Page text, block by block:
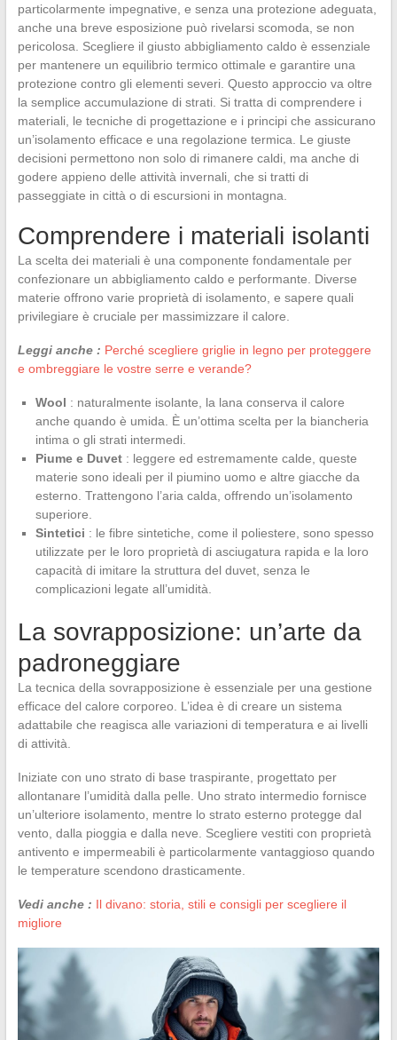
particolarmente impegnative, e senza una protezione adeguata,
anche una breve esposizione può rivelarsi scomoda, se non
pericolosa. Scegliere il giusto abbigliamento caldo è essenziale
per mantenere un equilibrio termico ottimale e garantire una
protezione contro gli elementi severi. Questo approccio va oltre
la semplice accumulazione di strati. Si tratta di comprendere i
materiali, le tecniche di progettazione e i principi che assicurano
un’isolamento efficace e una regolazione termica. Le giuste
decisioni permettono non solo di rimanere caldi, ma anche di
godere appieno delle attività invernali, che si tratti di
passeggiate in città o di escursioni in montagna.
Comprendere i materiali isolanti
La scelta dei materiali è una componente fondamentale per
confezionare un abbigliamento caldo e performante. Diverse
materie offrono varie proprietà di isolamento, e sapere quali
privilegiare è cruciale per massimizzare il calore.
Leggi anche : Perché scegliere griglie in legno per proteggere
e ombreggiare le vostre serre e verande?
Wool : naturalmente isolante, la lana conserva il calore
anche quando è umida. È un’ottima scelta per la biancheria
intima o gli strati intermedi.
Piume e Duvet : leggere ed estremamente calde, queste
materie sono ideali per il piumino uomo e altre giacche da
esterno. Trattengono l’aria calda, offrendo un’isolamento
superiore.
Sintetici : le fibre sintetiche, come il poliestere, sono spesso
utilizzate per le loro proprietà di asciugatura rapida e la loro
capacità di imitare la struttura del duvet, senza le
complicazioni legate all’umidità.
La sovrapposizione: un’arte da
padroneggiare
La tecnica della sovrapposizione è essenziale per una gestione
efficace del calore corporeo. L’idea è di creare un sistema
adattabile che reagisca alle variazioni di temperatura e ai livelli
di attività.
Iniziate con uno strato di base traspirante, progettato per
allontanare l’umidità dalla pelle. Uno strato intermedio fornisce
un’ulteriore isolamento, mentre lo strato esterno protegge dal
vento, dalla pioggia e dalla neve. Scegliere vestiti con proprietà
antivento e impermeabili è particolarmente vantaggioso quando
le temperature scendono drasticamente.
Vedi anche : Il divano: storia, stili e consigli per scegliere il
migliore